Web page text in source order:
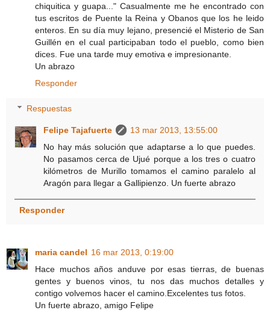
chiquitica y guapa..." Casualmente me he encontrado con
tus escritos de Puente la Reina y Obanos que los he leido
enteros. En su día muy lejano, presencié el Misterio de San
Guillén en el cual participaban todo el pueblo, como bien
dices. Fue una tarde muy emotiva e impresionante.
Un abrazo
Responder
Respuestas
Felipe Tajafuerte
13 mar 2013, 13:55:00
No hay más solución que adaptarse a lo que puedes.
No pasamos cerca de Ujué porque a los tres o cuatro
kilómetros de Murillo tomamos el camino paralelo al
Aragón para llegar a Gallipienzo. Un fuerte abrazo
Responder
maria candel 16 mar 2013, 0:19:00
Hace muchos años anduve por esas tierras, de buenas
gentes y buenos vinos, tu nos das muchos detalles y
contigo volvemos hacer el camino.Excelentes tus fotos.
Un fuerte abrazo, amigo Felipe